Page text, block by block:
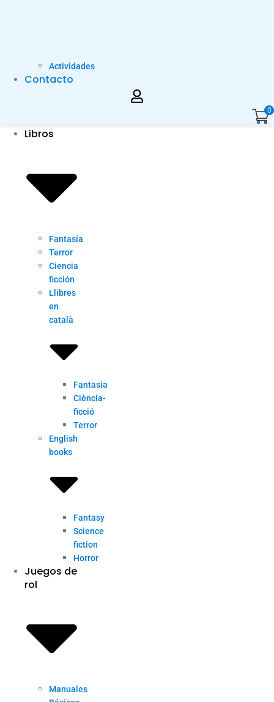
Actividades
Contacto
0
Libros
Fantasía
Terror
Ciencia
ficción
Llibres
en
català
Fantasia
Ciència-
ficció
Terror
English
books
Fantasy
Science
fiction
Horror
Juegos de
rol
Manuales